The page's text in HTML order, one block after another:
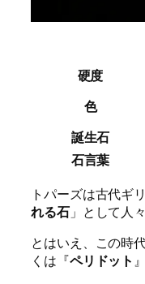
硬度
色
誕生石
石言葉
トパーズは古代ギ
れる石」として人
とはいえ、この時
くは『ペリドット